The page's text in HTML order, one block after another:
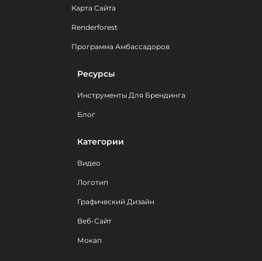
Карта Сайта
Renderforest
Программа Амбассадоров
Ресурсы
Инструменты Для Брендинга
Блог
Категории
Видео
Логотип
Графический Дизайн
Веб-Сайт
Мокап